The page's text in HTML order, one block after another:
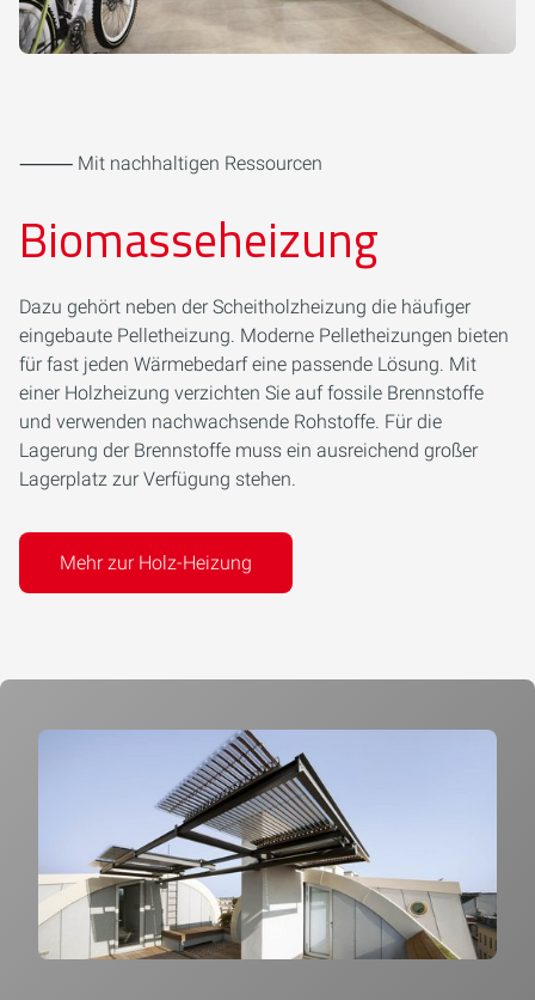
⸻ Mit nachhaltigen Ressourcen
Biomasseheizung
Dazu gehört neben der Scheitholzheizung die häufiger
eingebaute Pelletheizung. Moderne Pelletheizungen bieten
für fast jeden Wärmebedarf eine passende Lösung. Mit
einer Holzheizung verzichten Sie auf fossile Brennstoffe
und verwenden nachwachsende Rohstoffe. Für die
Lagerung der Brennstoffe muss ein ausreichend großer
Lagerplatz zur Verfügung stehen.
Mehr zur Holz-Heizung